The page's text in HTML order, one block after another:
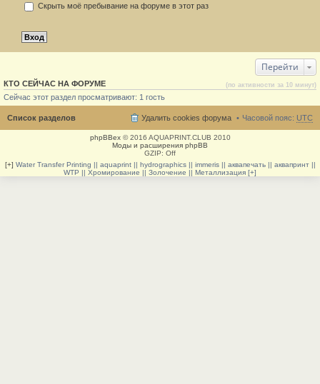
Скрыть моё пребывание на форуме в этот раз
Перейти
КТО СЕЙЧАС НА ФОРУМЕ (по активности за 10 минут)
Сейчас этот раздел просматривают: 1 гость
Список разделов Часовой пояс: UTC
Удалить cookies форума
phpBBex© 2016 AQUAPRINT.CLUB 2010
Моды и расширения phpBB
GZIP: Off
[+] Water Transfer Printing || aquaprint || hydrographics || immeris || аквапечать || аквапринт ||
WTP || Хромирование || Золочение || Металлизация [+]